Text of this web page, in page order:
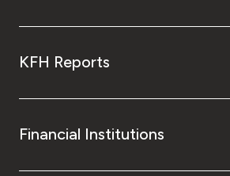
KFH Reports
Financial Institutions